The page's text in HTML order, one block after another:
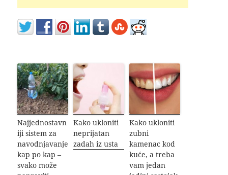
Najjednostavn
iji sistem za
navodnjavanje
kap po kap –
svako može
Kako ukloniti
neprijatan
zadah iz usta
Kako ukloniti
zubni
kamenac kod
kuće, a treba
vam jedan